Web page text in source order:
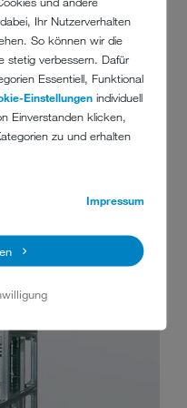
Ihr Nutzerverhalten
So können wir die
stetig verbessern. Dafür
Essentiell, Funktional
Einstellungen individuell
Einverstanden klicken,
zu und erhalten
Impressum
Integrationsmöglichkeiten
nach innenarchitektonischen